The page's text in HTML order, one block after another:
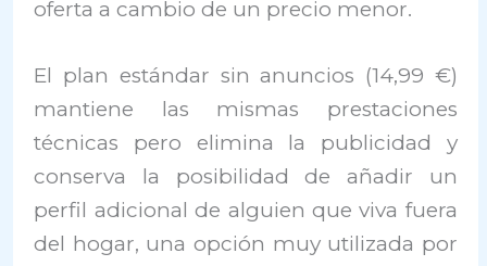
oferta a cambio de un precio menor.
El plan estándar sin anuncios (14,99 €)
mantiene las mismas prestaciones
técnicas pero elimina la publicidad y
conserva la posibilidad de añadir un
perfil adicional de alguien que viva fuera
del hogar, una opción muy utilizada por